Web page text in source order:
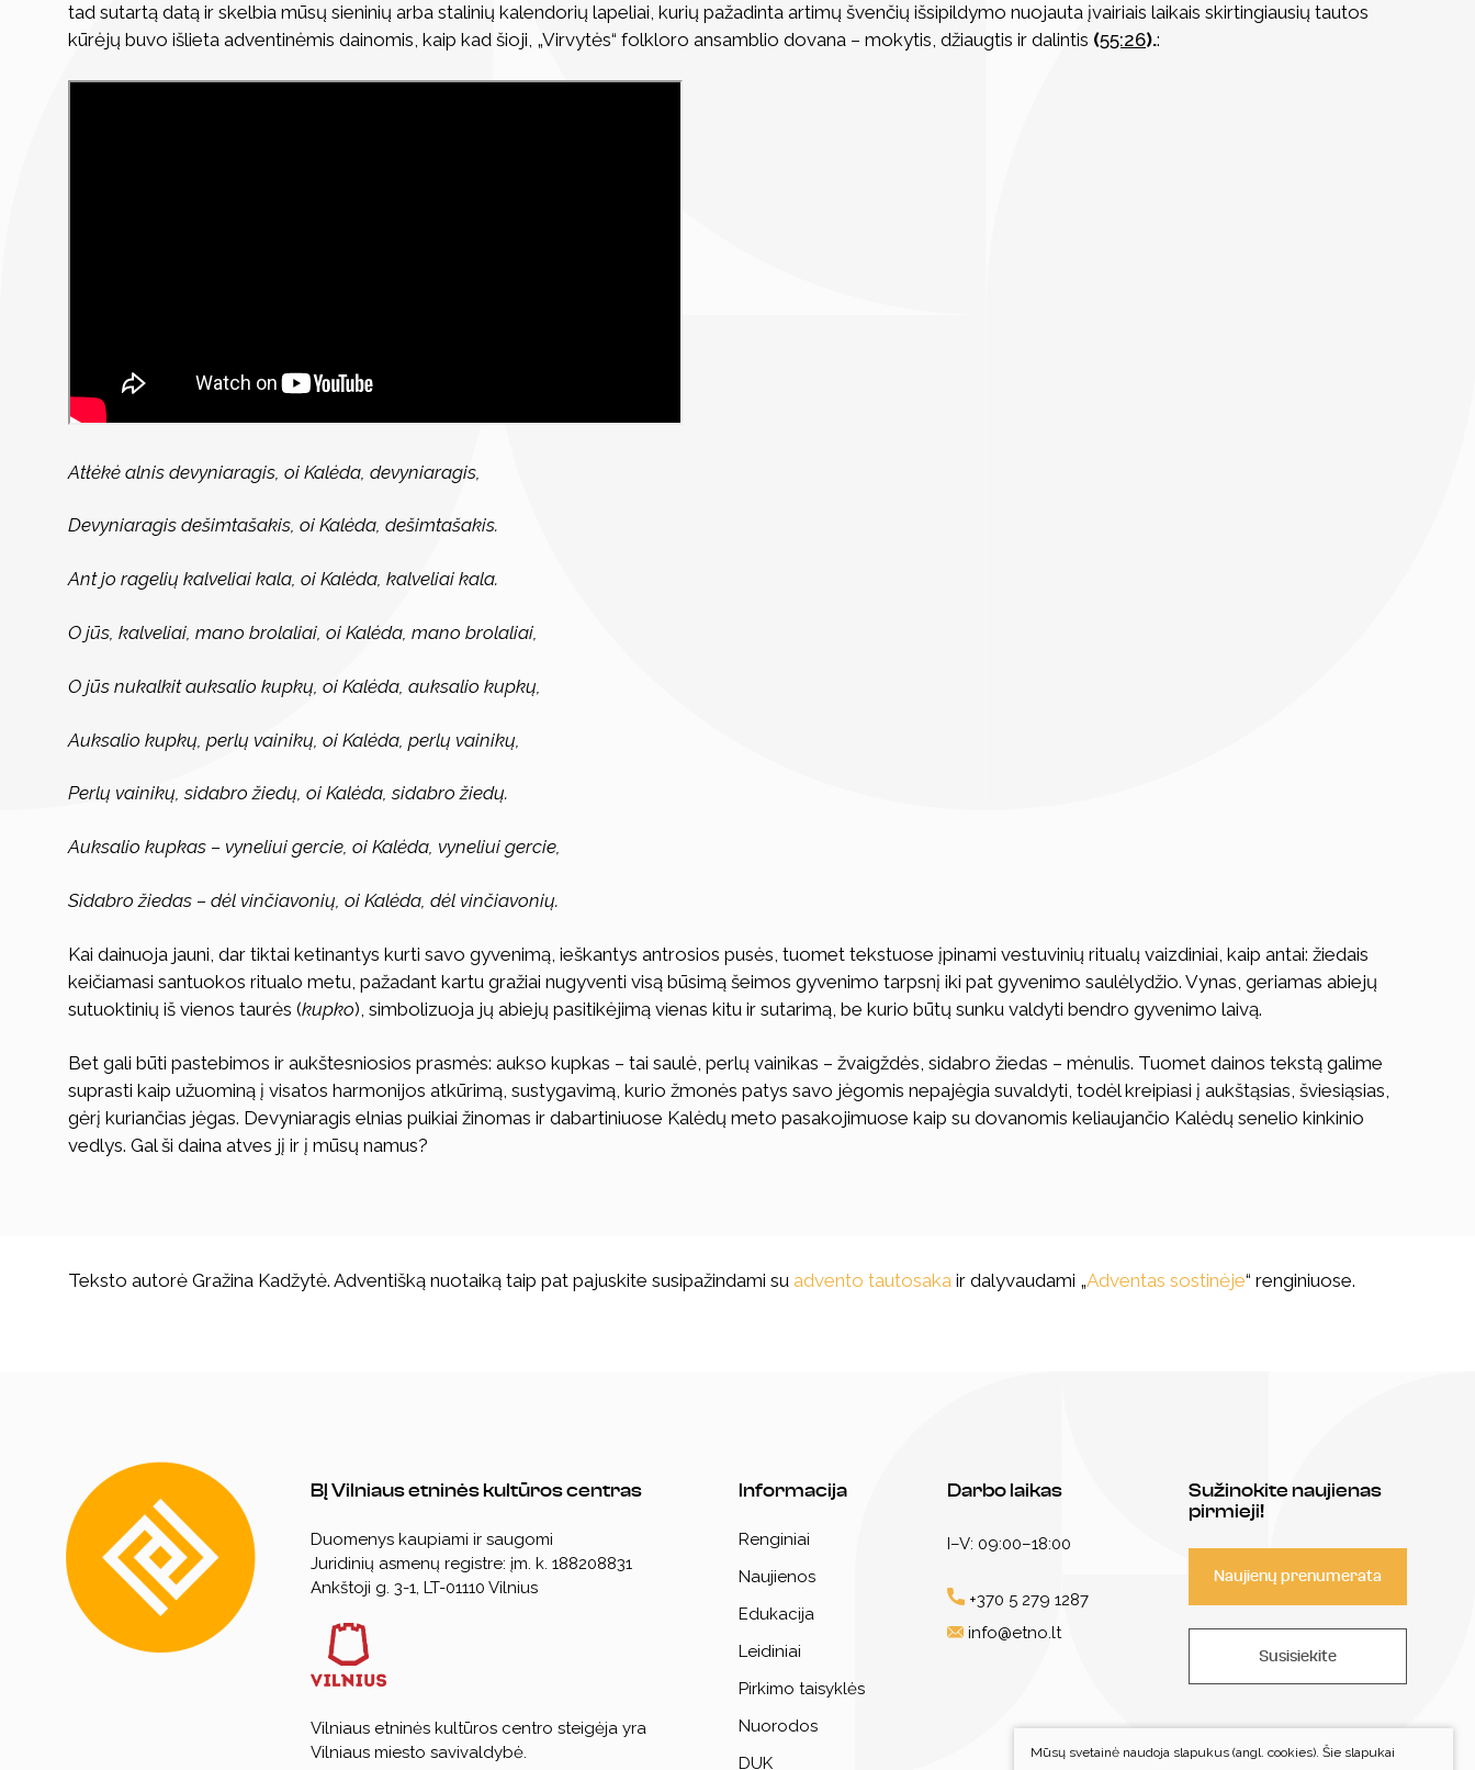
tad sutartą datą ir skelbia mūsų sieninių arba stalinių kalendorių lapeliai, kurių pažadinta artimų švenčių išsipildymo nuojauta įvairiais laikais skirtingiausių tautos
kūrėjų buvo išlieta adventinėmis dainomis, kaip kad šioji, „Virvytės“ folkloro ansamblio dovana – mokytis, džiaugtis ir dalintis (55:26).:
Atłėkė alnis devyniaragis, oi Kalėda, devyniaragis,
Devyniaragis dešimtašakis, oi Kalėda, dešimtašakis.
Ant jo ragelių kalveliai kala, oi Kalėda, kalveliai kala.
O jūs, kalveliai, mano brolaliai, oi Kalėda, mano brolaliai,
O jūs nukalkit auksalio kupkų, oi Kalėda, auksalio kupkų,
Auksalio kupkų, perlų vainikų, oi Kalėda, perlų vainikų,
Perlų vainikų, sidabro žiedų, oi Kalėda, sidabro žiedų.
Auksalio kupkas – vyneliui gercie, oi Kalėda, vyneliui gercie,
Sidabro žiedas – dėl vinčiavonių, oi Kalėda, dėl vinčiavonių.
Kai dainuoja jauni, dar tiktai ketinantys kurti savo gyvenimą, ieškantys antrosios pusės, tuomet tekstuose įpinami vestuvinių ritualų vaizdiniai, kaip antai: žiedais
keičiamasi santuokos ritualo metu, pažadant kartu gražiai nugyventi visą būsimą šeimos gyvenimo tarpsnį iki pat gyvenimo saulėlydžio. Vynas, geriamas abiejų
sutuoktinių iš vienos taurės (kupko), simbolizuoja jų abiejų pasitikėjimą vienas kitu ir sutarimą, be kurio būtų sunku valdyti bendro gyvenimo laivą.
Bet gali būti pastebimos ir aukštesniosios prasmės: aukso kupkas – tai saulė, perlų vainikas – žvaigždės, sidabro žiedas – mėnulis. Tuomet dainos tekstą galime
suprasti kaip užuominą į visatos harmonijos atkūrimą, sustygavimą, kurio žmonės patys savo jėgomis nepajėgia suvaldyti, todėl kreipiasi į aukštąsias, šviesiąsias,
gėrį kuriančias jėgas. Devyniaragis elnias puikiai žinomas ir dabartiniuose Kalėdų meto pasakojimuose kaip su dovanomis keliaujančio Kalėdų senelio kinkinio
vedlys. Gal ši daina atves jį ir į mūsų namus?
Teksto autorė Gražina Kadžytė. Adventišką nuotaiką taip pat pajuskite susipažindami su advento tautosaka ir dalyvaudami „Adventas sostinėje“ renginiuose.
BĮ Vilniaus etninės kultūros centras
Duomenys kaupiami ir saugomi
Juridinių asmenų registre: įm. k. 188208831
Ankštoji g. 3-1, LT-01110 Vilnius
Vilniaus etninės kultūros centro steigėja yra
Vilniaus miesto savivaldybė.
Informacija
Renginiai
Naujienos
Edukacija
Leidiniai
Pirkimo taisyklės
Nuorodos
DUK
Darbo laikas
I–V: 09:00–18:00
+370 5 279 1287
info@etno.lt
Sužinokite naujienas
pirmieji!
Naujienų prenumerata
Susisiekite
Mūsų svetainė naudoja slapukus (angl. cookies). Šie slapukai